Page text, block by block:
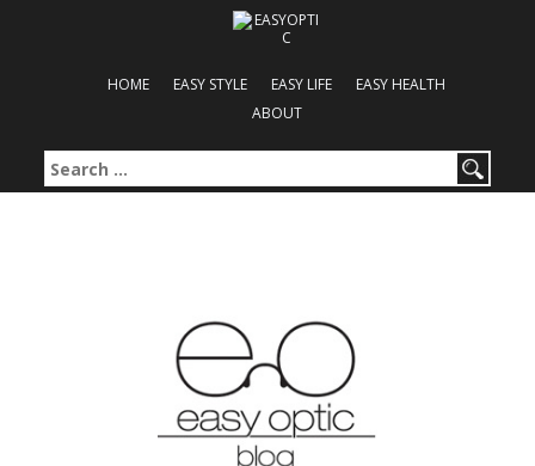
HOME EASY STYLE EASY LIFE
EASY HEALTH
ABOUT
Search for: